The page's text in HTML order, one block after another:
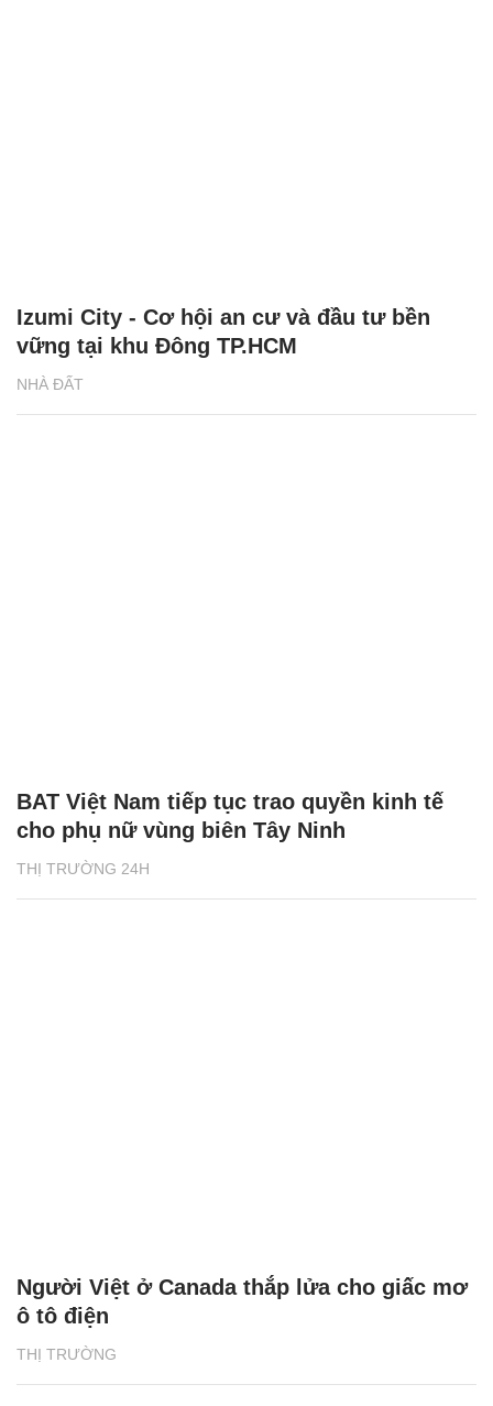
NHÀ ĐẤT
Izumi City - Cơ hội an cư và đầu tư bền
vững tại khu Đông TP.HCM
THỊ TRƯỜNG 24H
BAT Việt Nam tiếp tục trao quyền kinh tế
cho phụ nữ vùng biên Tây Ninh
THỊ TRƯỜNG
Người Việt ở Canada thắp lửa cho giấc mơ
ô tô điện